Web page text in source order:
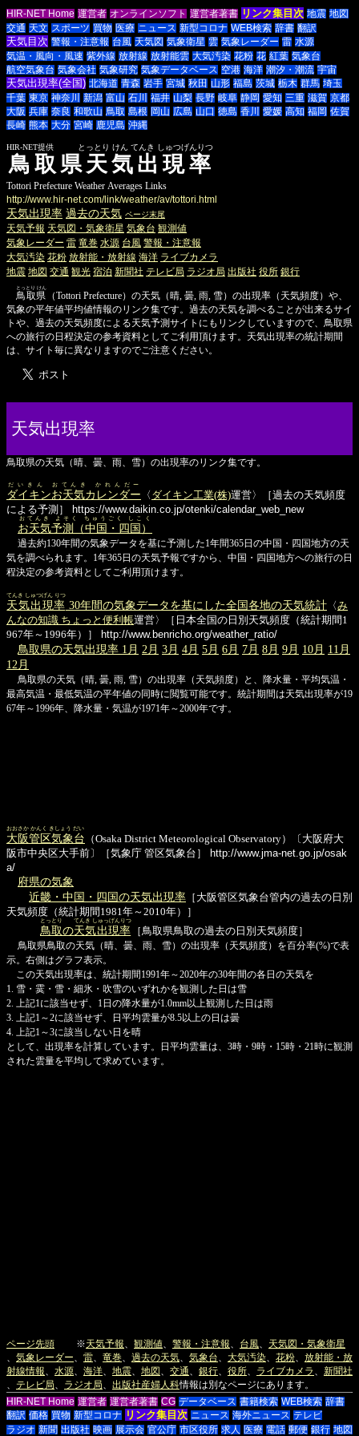
HIR-NET Home 運営者 オンラインソフト 運営者著書 リンク集目次 地震 地図
交通 天文 スポーツ 買物 医療 ニュース 新型コロナ WEB検索 辞書 翻訳
天気目次 警報・注意報 台風 天気図 気象衛星 雲 気象レーダー 雷 水源
気温・風向・風速 紫外線 放射線 放射能雲 大気汚染 花粉 花 紅葉 気象台
航空気象台 気象会社 気象研究 気象データベース 空港 海洋 潮汐・潮流 宇宙
天気出現率(全国) 北海道 青森 岩手 宮城 秋田 山形 福島 茨城 栃木 群馬 埼玉
千葉 東京 神奈川 新潟 富山 石川 福井 山梨 長野 岐阜 静岡 愛知 三重 滋賀 京都
大阪 兵庫 奈良 和歌山 鳥取 島根 岡山 広島 山口 徳島 香川 愛媛 高知 福岡 佐賀
長崎 熊本 大分 宮崎 鹿児島 沖縄
鳥取県天気出現率
HIR-NET提供 とっとり けん てんき しゅつげんりつ
Tottori Prefecture Weather Averages Links
http://www.hir-net.com/link/weather/av/tottori.html
天気出現率 過去の天気 ページ末尾
天気予報 天気図・気象衛星 気象台 観測値
気象レーダー 雷 竜巻 水源 台風 警報・注意報
大気汚染 花粉 放射能・放射線 海洋 ライブカメラ
地震 地図 交通 観光 宿泊 新聞社 テレビ局 ラジオ局 出版社 役所 銀行
鳥取県
とっとり けん
（Tottori Prefecture）の天気（晴, 曇, 雨, 雪）の出現率（天気頻度）や、
気象の平年値平均値情報のリンク集です。過去の天気を調べることが出来るサイ
トや、過去の天気頻度による天気予測サイトにもリンクしていますので、鳥取県
への旅行の日程決定の参考資料としてご利用頂けます。天気出現率の統計期間
は、サイト毎に異なりますのでご注意ください。
天気出現率
鳥取県の天気（晴、曇、雨、雪）の出現率のリンク集です。
ダイキンお天気カレンダー
だいきん おてんき かれんだー
〈 ダイキン工業(株)運営〉［過去の天気頻度
による予測］
https://www.daikin.co.jp/otenki/calendar_web_new
お天気予測（中国・四国）
おてんき よそく ちゅうごく しこく
過去約130年間の気象データを基に予測した1年間365日の中国・四国地方の天
気を調べられます。1年365日の天気予報ですから、中国・四国地方への旅行の日
程決定の参考資料としてご利用頂けます。
天気出現率
てんき しゅつげん りつ
30年間の気象データを基にした全国各地の天気統計 〈み
んなの知識 ちょっと便利帳運営〉［日本全国の日別天気頻度（統計期間1
967年～1996年）］
http://www.benricho.org/weather_ratio/
鳥取県の天気出現率 1月 2月 3月 4月 5月 6月 7月 8月 9月 10月 11月
12月
鳥取県の天気（晴, 曇, 雨, 雪）の出現率（天気頻度）と、降水量・平均気温・
最高気温・最低気温の平年値の同時に閲覧可能です。統計期間は天気出現率が19
67年～1996年、降水量・気温が1971年～2000年です。
大阪管区気象台
おおさか かんく きしょう だい
（Osaka District Meteorological Observatory）〔大阪府大
阪市中央区大手前〕［気象庁 管区気象台］
http://www.jma-net.go.jp/osak
a/
府県の気象
近畿・中国・四国の天気出現率 ［大阪管区気象台管内の過去の日別
天気頻度（統計期間1981年～2010年）］
鳥取
とっとり
の天気出現率
てんき しゅっげんりつ
［鳥取県鳥取の過去の日別天気頻度］
鳥取県鳥取の天気（晴、曇、雨、雪）の出現率（天気頻度）を百分率(%)で表
示。右側はグラフ表示。
この天気出現率は、統計期間1991年～2020年の30年間の各日の天気を
1. 雪・霙・雪・細氷・吹雪のいずれかを観測した日は雪
2. 上記1に該当せず、1日の降水量が1.0mm以上観測した日は雨
3. 上記1～2に該当せず、日平均雲量が8.5以上の日は曇
4. 上記1～3に該当しない日を晴
として、出現率を計算しています。日平均雲量は、3時・9時・15時・21時に観測
された雲量を平均して求めています。
ページ先頭 ※天気予報 観測値 警報・注意報 台風
天気図・気象衛星
気象レーダー 雷 竜巻 過去の天気 気象台 大気汚染 花粉
放射能・放
射線情報
水源 海洋 地震 地図 交通 銀行 役所 ライブカメラ
新聞社
テレビ局 ラジオ局 出版社産婦人科情報は別なページにあります。
HIR-NET Home 運営者 運営者著書 CG データベース 書籍検索 WEB検索 辞書
翻訳 価格 買物 新型コロナ リンク集目次 ニュース 海外ニュース テレビ
ラジオ 新聞 出版社 映画 展示会 官公庁 市区役所 求人 医療 電話 郵便 銀行 地図